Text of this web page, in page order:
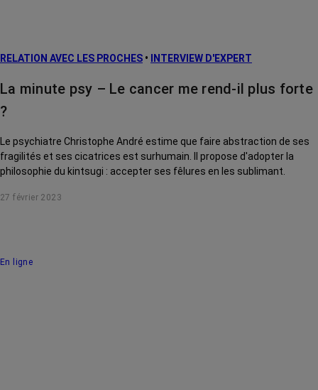
RELATION AVEC LES PROCHES • INTERVIEW D'EXPERT
La minute psy – Le cancer me rend-il plus forte
?
Le psychiatre Christophe André estime que faire abstraction de ses
fragilités et ses cicatrices est surhumain. Il propose d'adopter la
philosophie du kintsugi : accepter ses fêlures en les sublimant.
27 février 2023
En ligne